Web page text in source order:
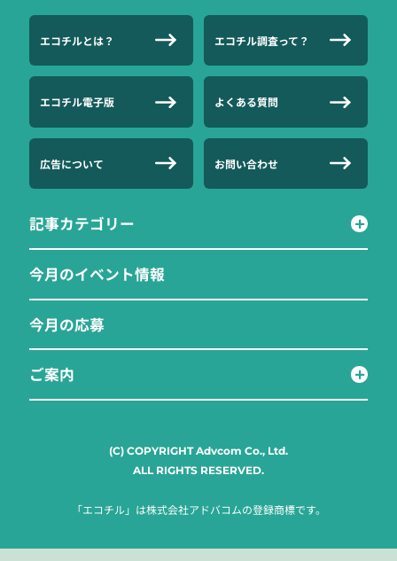
エコチルとは？ エコチル調査って？
エコチル電子版 よくある質問
広告について お問い合わせ
記事カテゴリー
今月のイベント情報
今月の応募
ご案内
(C) COPYRIGHT Advcom Co., Ltd.
ALL RIGHTS RESERVED.
「エコチル」は株式会社アドバコムの登録商標です。